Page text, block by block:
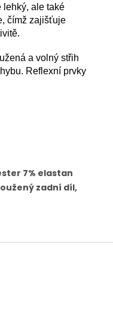
lehký, ale také
čímž zajišťuje
a volný střih
Reflexní prvky
7% elastan
zadní díl,